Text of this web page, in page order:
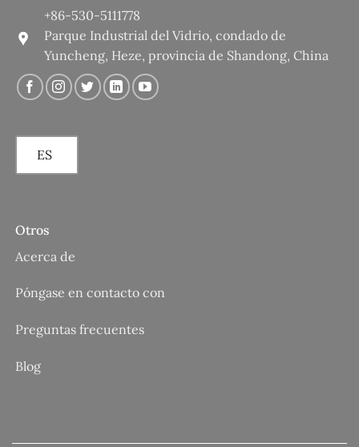
+86-530-5111778
Parque Industrial del Vidrio, condado de
Yuncheng, Heze, provincia de Shandong, China
ES
Otros
Acerca de
Póngase en contacto con
Preguntas frecuentes
Blog